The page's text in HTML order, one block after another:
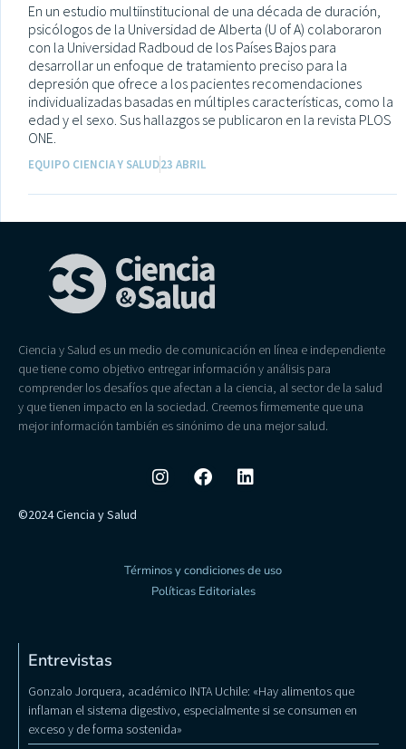
En un estudio multiinstitucional de una década de duración,
psicólogos de la Universidad de Alberta (U of A) colaboraron
con la Universidad Radboud de los Países Bajos para
desarrollar un enfoque de tratamiento preciso para la
depresión que ofrece a los pacientes recomendaciones
individualizadas basadas en múltiples características, como la
edad y el sexo. Sus hallazgos se publicaron en la revista PLOS
ONE.
EQUIPO CIENCIA Y SALUD23 ABRIL
Ciencia y Salud es un medio de comunicación en línea e independiente
que tiene como objetivo entregar información y análisis para
comprender los desafíos que afectan a la ciencia, al sector de la salud
y que tienen impacto en la sociedad. Creemos firmemente que una
mejor información también es sinónimo de una mejor salud.
©2024 Ciencia y Salud
Términos y condiciones de uso
Políticas Editoriales
Entrevistas
Gonzalo Jorquera, académico INTA Uchile: «Hay alimentos que
inflaman el sistema digestivo, especialmente si se consumen en
exceso y de forma sostenida»